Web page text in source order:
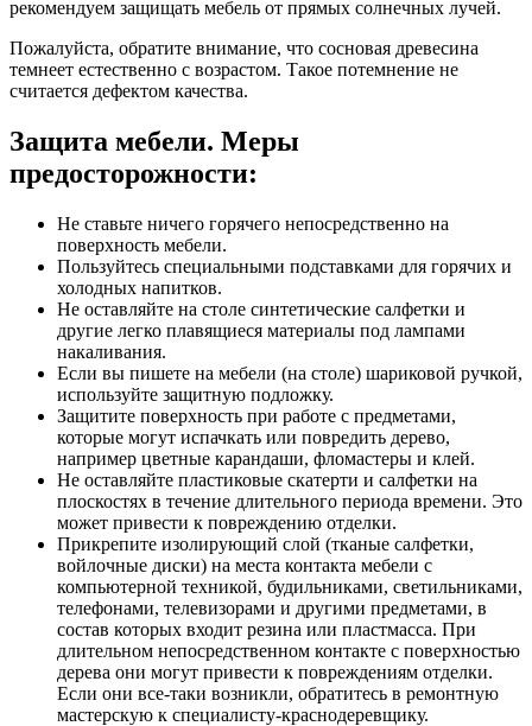
рекомендуем защищать мебель от прямых солнечных лучей.
Пожалуйста, обратите внимание, что сосновая древесина
темнеет естественно с возрастом. Такое потемнение не
считается дефектом качества.
Защита мебели. Меры
предосторожности:
Не ставьте ничего горячего непосредственно на
поверхность мебели.
Пользуйтесь специальными подставками для горячих и
холодных напитков.
Не оставляйте на столе синтетические салфетки и
другие легко плавящиеся материалы под лампами
накаливания.
Если вы пишете на мебели (на столе) шариковой ручкой,
используйте защитную подложку.
Защитите поверхность при работе с предметами,
которые могут испачкать или повредить дерево,
например цветные карандаши, фломастеры и клей.
Не оставляйте пластиковые скатерти и салфетки на
плоскостях в течение длительного периода времени. Это
может привести к повреждению отделки.
Прикрепите изолирующий слой (тканые салфетки,
войлочные диски) на места контакта мебели с
компьютерной техникой, будильниками, светильниками,
телефонами, телевизорами и другими предметами, в
состав которых входит резина или пластмасса. При
длительном непосредственном контакте с поверхностью
дерева они могут привести к повреждениям отделки.
Если они все-таки возникли, обратитесь в ремонтную
мастерскую к специалисту-краснодеревщику.